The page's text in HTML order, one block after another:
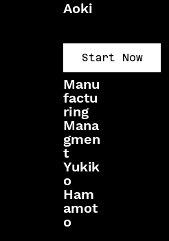
Aoki
Start Now
Manu
factu
ring
Mana
gmen
t
Yukik
o
Ham
amot
o